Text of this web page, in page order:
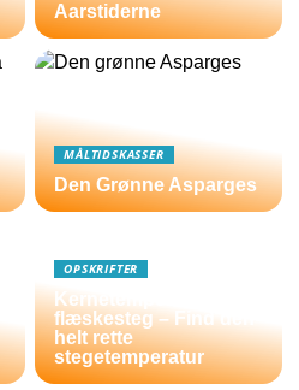
Aarstiderne
MÅLTIDSKASSER
Den Grønne Asparges
OPSKRIFTER
Kernetemperatur
flæskesteg – Find den
helt rette
stegetemperatur